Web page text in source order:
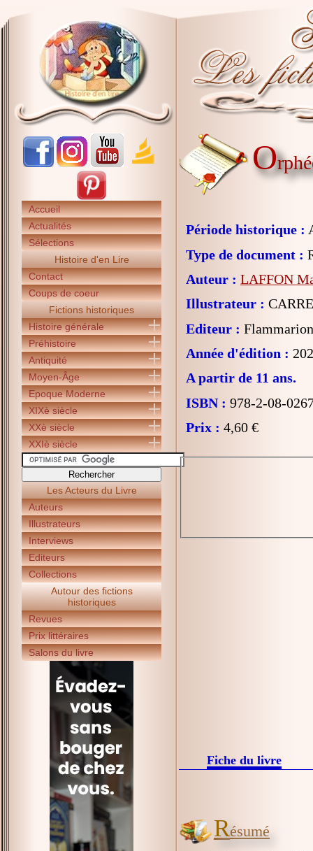
Accueil
Actualités
Sélections
Histoire d'en Lire
Contact
Coups de coeur
Fictions historiques
Histoire générale
Préhistoire
Antiquité
Moyen-Âge
Epoque Moderne
XIXè siècle
XXè siècle
XXIè siècle
Les Acteurs du Livre
Auteurs
Illustrateurs
Interviews
Editeurs
Collections
Autour des fictions
historiques
Revues
Prix littéraires
Salons du livre
O
Période historique :
Type de document :
Auteur : LAFFON
Illustrateur :
Editeur :
Année d'édition :
A partir de 11 ans.
ISBN : 978-2-08-
Prix : 4,60 €
Fiche du livre
Résumé